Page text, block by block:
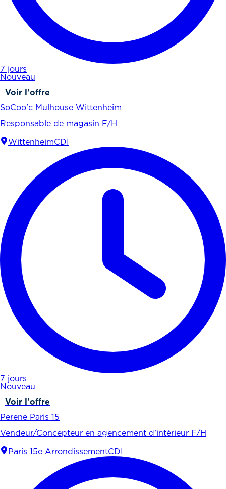
7 jours
Nouveau
Voir l'offre
SoCoo'c Mulhouse Wittenheim
Responsable de magasin F/H
WittenheimCDI
7 jours
Nouveau
Voir l'offre
Perene Paris 15
Vendeur/Concepteur en agencement d’intérieur F/H
Paris 15e ArrondissementCDI